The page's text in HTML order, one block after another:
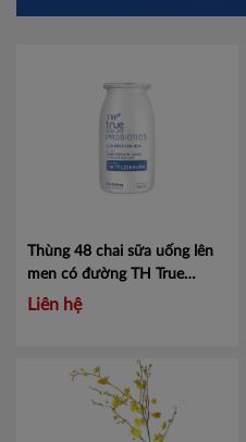
Thùng 48 chai sữa uống lên
men có đường TH True
Yogurt 85ml
Liên hệ